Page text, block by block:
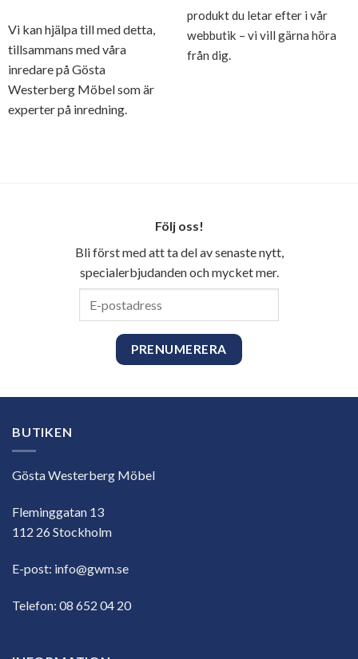
Vi kan hjälpa till med detta,
tillsammans med våra
inredare på Gösta
Westerberg Möbel som är
experter på inredning.
produkt du letar efter i vår
webbutik – vi vill gärna höra
från dig.
Följ oss!
Bli först med att ta del av senaste nytt,
specialerbjudanden och mycket mer.
BUTIKEN
Gösta Westerberg Möbel
Fleminggatan 13
112 26 Stockholm
E-post: info@gwm.se
Telefon: 08 652 04 20